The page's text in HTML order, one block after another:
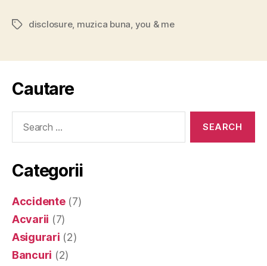
Tagsdisclosure, muzica buna, you & me
Cautare
Categorii
Accidente(7)
Acvarii (7)
Asigurari (2)
Bancuri (2)